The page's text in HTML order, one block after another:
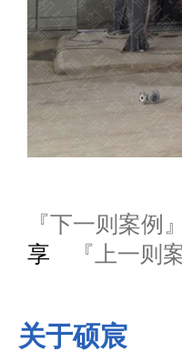
『下一则案例』
享 『上一则案
关于硕宸